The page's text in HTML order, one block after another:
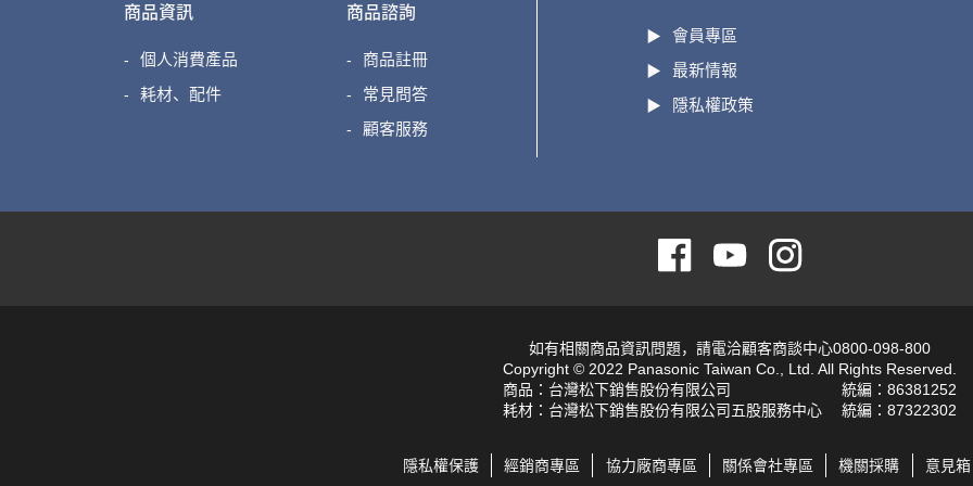
商品資訊
個人消費產品
耗材、配件
商品諮詢
商品註冊
常見問答
顧客服務
會員專區
最新情報
隱私權政策
如有相關商品資訊問題，請電洽顧客商談中心0800-098-800
Copyright © 2022 Panasonic Taiwan Co., Ltd. All Rights Reserved.
商品：台灣松下銷售股份有限公司
耗材：台灣松下銷售股份有限公司五股服務中心
統編：86381252
統編：87322302
隱私權保護 經銷商專區 協力廠商專區 關係會社專區 機關採購 意見箱